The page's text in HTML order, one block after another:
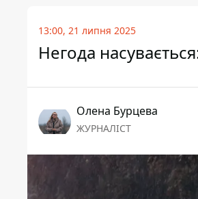
13:00, 21 липня 2025
Негода
Олена Бурцева
ЖУРНАЛІСТ